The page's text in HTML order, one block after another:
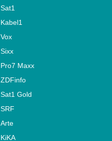
Sat1
Kabel1
Vox
Sixx
Pro7 Maxx
ZDFinfo
Sat1 Gold
SRF
Arte
KiKA